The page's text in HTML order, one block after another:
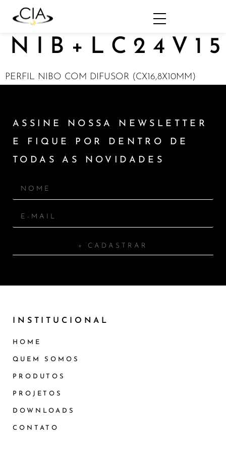
PERFIL NIBO COM DIFUSOR (CX16,8X10MM)
ASSINE NOSSA NEWSLETTER
E FIQUE POR DENTRO DE
TODAS AS NOVIDADES
+ CADASTRAR
INSTITUCIONAL
HOME
QUEM SOMOS
PRODUTOS
PROJETOS
DOWNLOADS
CONTATO